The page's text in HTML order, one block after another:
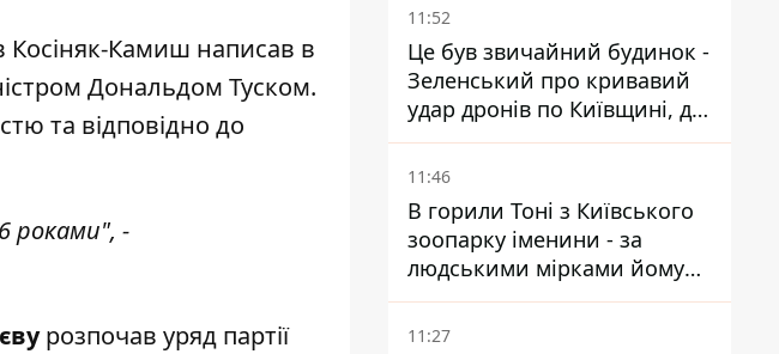
Косіняк-Камиш написав в
Дональдом Туском.
та відповідно до
роками", -
розпочав уряд партії
11:52
Це був звичайний будинок -
Зеленський про кривавий
удар дронів по Київщині, де
загинули дідусь, бабуся та їх
малолітній онук
11:46
В горили Тоні з Київського
зоопарку іменини - за
людськими мірками йому
вже понад 90 років
11:27